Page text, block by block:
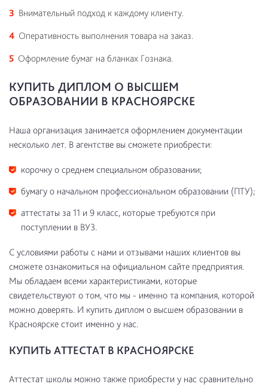
Внимательный подход к каждому клиенту.
Оперативность выполнения товара на заказ.
Оформление бумаг на бланках Гознака.
КУПИТЬ ДИПЛОМ О ВЫСШЕМ
ОБРАЗОВАНИИ В КРАСНОЯРСКЕ
Наша организация занимается оформлением документации
несколько лет. В агентстве вы сможете приобрести:
корочку о среднем специальном образовании;
бумагу о начальном профессиональном образовании (ПТУ);
аттестаты за 11 и 9 класс, которые требуются при
поступлении в ВУЗ.
С условиями работы с нами и отзывами наших клиентов вы
сможете ознакомиться на официальном сайте предприятия.
Мы обладаем всеми характеристиками, которые
свидетельствуют о том, что мы - именно та компания, которой
можно доверять. И купить диплом о высшем образовании в
Красноярске стоит именно у нас.
КУПИТЬ АТТЕСТАТ В КРАСНОЯРСКЕ
Аттестат школы можно также приобрести у нас сравнительно